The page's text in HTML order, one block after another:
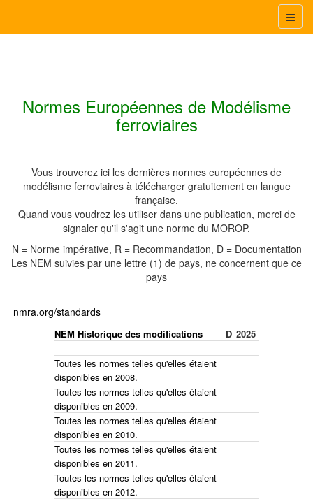
Normes Européennes de Modélisme
ferroviaires
Vous trouverez ici les dernières normes européennes de
modélisme ferroviaires à télécharger gratuitement en langue
française.
Quand vous voudrez les utiliser dans une publication, merci de
signaler qu'il s'agit une norme du MOROP.
N = Norme impérative, R = Recommandation, D = Documentation
Les NEM suivies par une lettre (1) de pays, ne concernent que ce
pays
nmra.org/standards
NEM Historique des modifications D 2025
Toutes les normes telles qu'elles étaient
disponibles en 2008.
Toutes les normes telles qu'elles étaient
disponibles en 2009.
Toutes les normes telles qu'elles étaient
disponibles en 2010.
Toutes les normes telles qu'elles étaient
disponibles en 2011.
Toutes les normes telles qu'elles étaient
disponibles en 2012.